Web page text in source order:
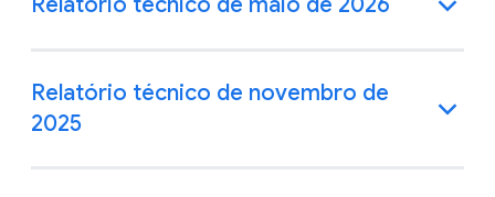
Relatório técnico de novembro de
2025